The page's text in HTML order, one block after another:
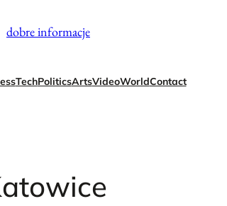
dobre informacje
TechPoliticsArtsVideoWorldContact